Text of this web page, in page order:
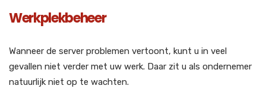
Werkplekbeheer
Wanneer de server problemen vertoont, kunt u in veel
gevallen niet verder met uw werk. Daar zit u als ondernemer
natuurlijk niet op te wachten.